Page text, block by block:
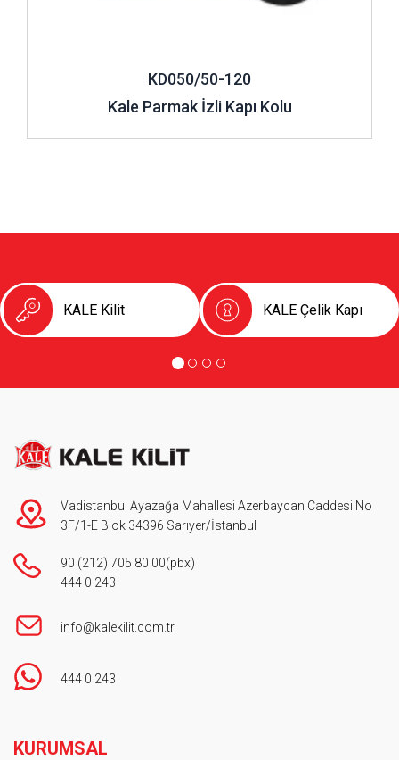
KD050/50-120
Kale Parmak İzli Kapı Kolu
KALE Kilit KALE Çelik Kapı
Vadistanbul Ayazağa Mahallesi Azerbaycan Caddesi No
3F/1-E Blok 34396 Sarıyer/İstanbul
90 (212) 705 80 00(pbx)
444 0 243
info@kalekilit.com.tr
444 0 243
KURUMSAL